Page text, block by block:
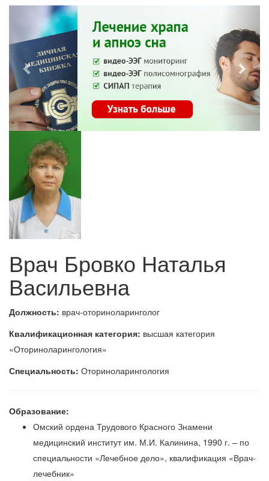
Врач Бровко Наталья
Васильевна
Должность: врач-оториноларинголог
Квалификационная категория: высшая категория
«Оториноларингология»
Специальность: Оториноларингология
Образование:
Омский ордена Трудового Красного Знамени
медицинский институт им. М.И. Калинина, 1990 г. – по
специальности «Лечебное дело», квалификация «Врач-
лечебник»